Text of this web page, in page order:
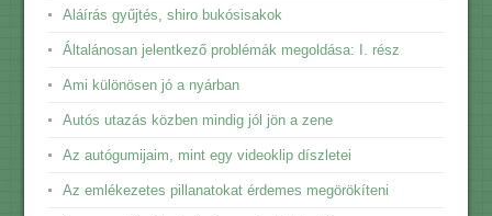
Aláírás gyűjtés, shiro bukósisakok
Általánosan jelentkező problémák megoldása: I. rész
Ami különösen jó a nyárban
Autós utazás közben mindig jól jön a zene
Az autógumijaim, mint egy videoklip díszletei
Az emlékezetes pillanatokat érdemes megörökíteni